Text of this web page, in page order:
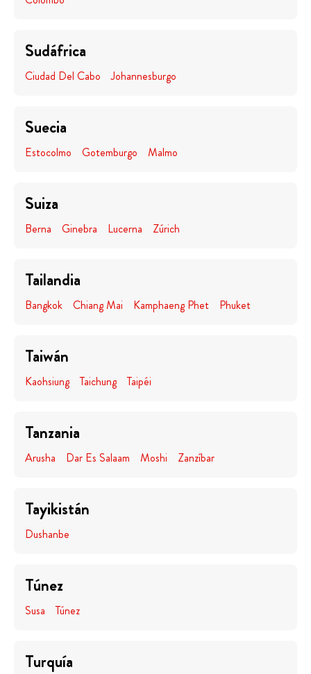
Sudáfrica
Ciudad Del Cabo Johannesburgo
Suecia
Estocolmo Gotemburgo Malmo
Suiza
Berna Ginebra Lucerna Zúrich
Tailandia
Bangkok Chiang Mai Kamphaeng Phet Phuket
Taiwán
Kaohsiung Taichung Taipéi
Tanzania
Arusha Dar Es Salaam Moshi Zanzíbar
Tayikistán
Dushanbe
Túnez
Susa Túnez
Turquía